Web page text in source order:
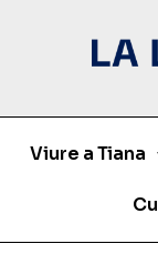
Viure a Tiana